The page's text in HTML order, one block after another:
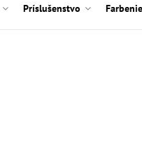
Príslušenstvo